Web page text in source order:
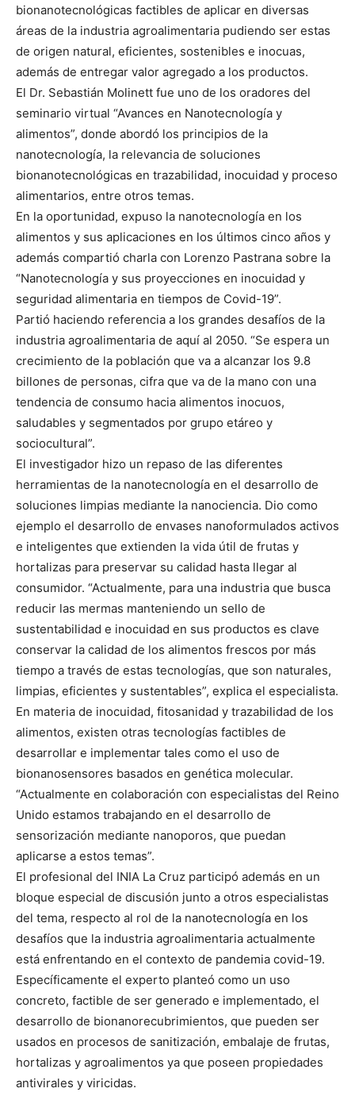
bionanotecnológicas factibles de aplicar en diversas
áreas de la industria agroalimentaria pudiendo ser estas
de origen natural, eficientes, sostenibles e inocuas,
además de entregar valor agregado a los productos.
El Dr. Sebastián Molinett fue uno de los oradores del
seminario virtual “Avances en Nanotecnología y
alimentos”, donde abordó los principios de la
nanotecnología, la relevancia de soluciones
bionanotecnológicas en trazabilidad, inocuidad y proceso
alimentarios, entre otros temas.
En la oportunidad, expuso la nanotecnología en los
alimentos y sus aplicaciones en los últimos cinco años y
además compartió charla con Lorenzo Pastrana sobre la
“Nanotecnología y sus proyecciones en inocuidad y
seguridad alimentaria en tiempos de Covid-19”.
Partió haciendo referencia a los grandes desafíos de la
industria agroalimentaria de aquí al 2050. “Se espera un
crecimiento de la población que va a alcanzar los 9.8
billones de personas, cifra que va de la mano con una
tendencia de consumo hacia alimentos inocuos,
saludables y segmentados por grupo etáreo y
sociocultural”.
El investigador hizo un repaso de las diferentes
herramientas de la nanotecnología en el desarrollo de
soluciones limpias mediante la nanociencia. Dio como
ejemplo el desarrollo de envases nanoformulados activos
e inteligentes que extienden la vida útil de frutas y
hortalizas para preservar su calidad hasta llegar al
consumidor. “Actualmente, para una industria que busca
reducir las mermas manteniendo un sello de
sustentabilidad e inocuidad en sus productos es clave
conservar la calidad de los alimentos frescos por más
tiempo a través de estas tecnologías, que son naturales,
limpias, eficientes y sustentables”, explica el especialista.
En materia de inocuidad, fitosanidad y trazabilidad de los
alimentos, existen otras tecnologías factibles de
desarrollar e implementar tales como el uso de
bionanosensores basados en genética molecular.
“Actualmente en colaboración con especialistas del Reino
Unido estamos trabajando en el desarrollo de
sensorización mediante nanoporos, que puedan
aplicarse a estos temas”.
El profesional del INIA La Cruz participó además en un
bloque especial de discusión junto a otros especialistas
del tema, respecto al rol de la nanotecnología en los
desafíos que la industria agroalimentaria actualmente
está enfrentando en el contexto de pandemia covid-19.
Específicamente el experto planteó como un uso
concreto, factible de ser generado e implementado, el
desarrollo de bionanorecubrimientos, que pueden ser
usados en procesos de sanitización, embalaje de frutas,
hortalizas y agroalimentos ya que poseen propiedades
antivirales y viricidas.